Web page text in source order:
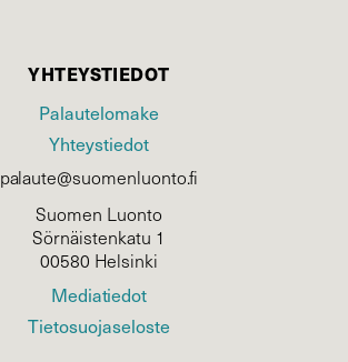
YHTEYSTIEDOT
Palautelomake
Yhteystiedot
palaute@suomenluonto.fi
Suomen Luonto
Sörnäistenkatu 1
00580 Helsinki
Mediatiedot
Tietosuojaseloste